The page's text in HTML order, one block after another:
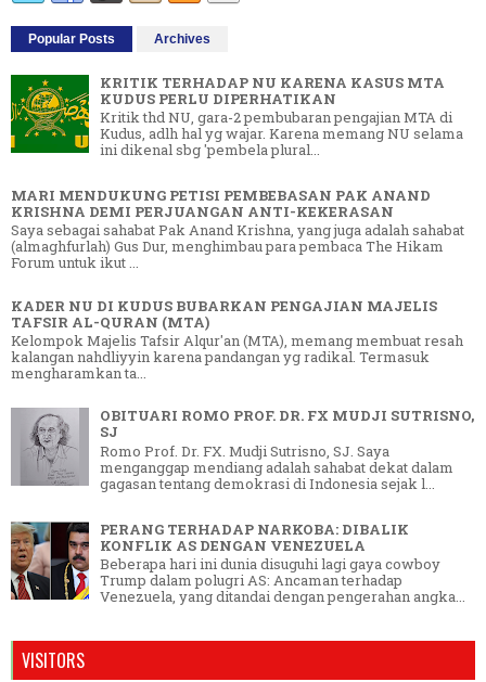
Popular Posts Archives
KRITIK TERHADAP NU KARENA KASUS MTA
KUDUS PERLU DIPERHATIKAN
Kritik thd NU, gara-2 pembubaran pengajian MTA di
Kudus, adlh hal yg wajar. Karena memang NU selama
ini dikenal sbg 'pembela plural...
MARI MENDUKUNG PETISI PEMBEBASAN PAK ANAND
KRISHNA DEMI PERJUANGAN ANTI-KEKERASAN
Saya sebagai sahabat Pak Anand Krishna, yang juga adalah sahabat
(almaghfurlah) Gus Dur, menghimbau para pembaca The Hikam
Forum untuk ikut ...
KADER NU DI KUDUS BUBARKAN PENGAJIAN MAJELIS
TAFSIR AL-QURAN (MTA)
Kelompok Majelis Tafsir Alqur'an (MTA), memang membuat resah
kalangan nahdliyyin karena pandangan yg radikal. Termasuk
mengharamkan ta...
OBITUARI ROMO PROF. DR. FX MUDJI SUTRISNO,
SJ
Romo Prof. Dr. FX. Mudji Sutrisno, SJ. Saya
menganggap mendiang adalah sahabat dekat dalam
gagasan tentang demokrasi di Indonesia sejak l...
PERANG TERHADAP NARKOBA: DIBALIK
KONFLIK AS DENGAN VENEZUELA
Beberapa hari ini dunia disuguhi lagi gaya cowboy
Trump dalam polugri AS: Ancaman terhadap
Venezuela, yang ditandai dengan pengerahan angka...
VISITORS